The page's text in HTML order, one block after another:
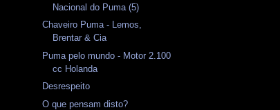
Nacional do Puma (5)
Chaveiro Puma - Lemos,
Brentar & Cia
Puma pelo mundo - Motor 2.100
cc Holanda
Desrespeito
O que pensam disto?